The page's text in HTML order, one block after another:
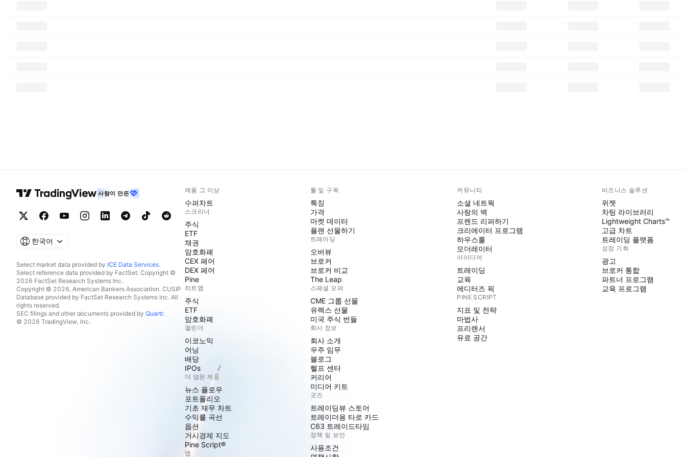
사람이 만든
한국어
Select market data provided by ICE Data Services.
Select reference data provided by FactSet. Copyright ©
2026 FactSet Research Systems Inc.
Copyright © 2026, American Bankers Association. CUSIP
Database provided by FactSet Research Systems Inc. All
rights reserved.
SEC filings and other documents provided by Quartr.
© 2026 TradingView, Inc.
제품 그 이상
수퍼차트
스크리너
주식
ETF
채권
암호화폐
CEX 페어
DEX 페어
Pine
히트맵
주식
ETF
암호화폐
캘린더
이코노믹
어닝
배당
IPOs
더 많은 제품
뉴스 플로우
포트폴리오
기초 재무 차트
수익률 곡선
옵션
거시경제 지도
Pine Script®
앱
툴 및 구독
특징
가격
마켓 데이터
플랜 선물하기
트레이딩
오버뷰
브로커
브로커 비교
The Leap
스페셜 오퍼
CME 그룹 선물
유렉스 선물
미국 주식 번들
회사 정보
회사 소개
우주 임무
블로그
헬프 센터
커리어
미디어 키트
굿즈
트레이딩뷰 스토어
트레이더용 타로 카드
C63 트레이드타임
정책 및 보안
사용조건
커뮤니티
소셜 네트웍
사랑의 벽
프렌드 리퍼하기
크리에이터 프로그램
하우스룰
모더레이터
아이디어
트레이딩
교육
에디터즈 픽
PINE SCRIPT
지표 및 전략
마법사
프리랜서
유료 공간
비즈니스 솔루션
위젯
차팅 라이브러리
Lightweight Charts™
고급 차트
트레이딩 플랫폼
성장 기회
광고
브로커 통합
파트너 프로그램
교육 프로그램